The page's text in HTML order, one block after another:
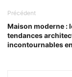
Précédent
Maison moderne :
tendances
incontournables